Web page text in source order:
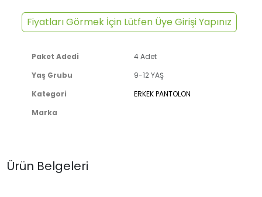
Fiyatları Görmek İçin Lütfen Üye Girişi Yapınız
Paket Adedi
4 Adet
Yaş Grubu
9-12 YAŞ
Kategori
ERKEK PANTOLON
Marka
Ürün Belgeleri